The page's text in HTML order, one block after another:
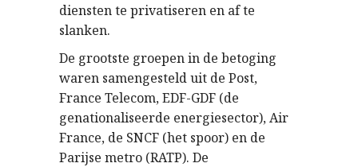
diensten te privatiseren en af te
slanken.
De grootste groepen in de betoging
waren samengesteld uit de Post,
France Telecom, EDF-GDF (de
genationaliseerde energiesector), Air
France, de SNCF (het spoor) en de
Parijse metro (RATP). De